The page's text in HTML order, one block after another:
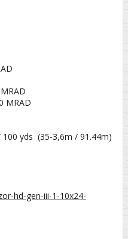
MRAD
yds (35-3,6m / 91.44m)
hd-gen-iii-1-10x24-